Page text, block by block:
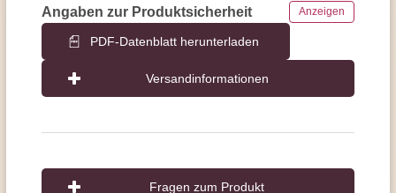
Angaben zur Produktsicherheit Anzeigen
PDF-Datenblatt herunterladen
Versandinformationen
Fragen zum Produkt